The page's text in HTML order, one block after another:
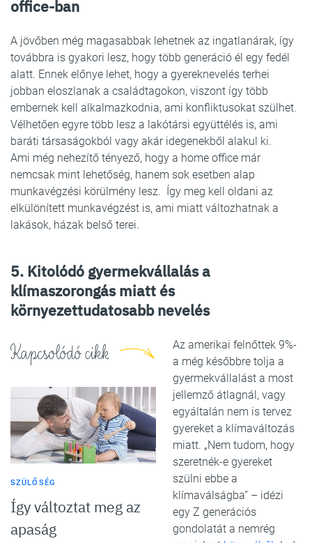
office-ban
A jövőben még magasabbak lehetnek az ingatlanárak, így
továbbra is gyakori lesz, hogy több generáció él egy fedél
alatt. Ennek előnye lehet, hogy a gyereknevelés terhei
jobban eloszlanak a családtagokon, viszont így több
embernek kell alkalmazkodnia, ami konfliktusokat szülhet.
Vélhetően egyre több lesz a lakótársi együttélés is, ami
baráti társaságokból vagy akár idegenekből alakul ki.
Ami még nehezítő tényező, hogy a home office már
nemcsak mint lehetőség, hanem sok esetben alap
munkavégzési körülmény lesz. Így meg kell oldani az
elkülönített munkavégzést is, ami miatt változhatnak a
lakások, házak belső terei.
5. Kitolódó gyermekvállalás a
klímaszorongás miatt és
környezettudatosabb nevelés
Kapcsolódó cikk
SZÜLŐSÉG
Így változtat meg az
apaság
Az amerikai felnőttek 9%-
a még későbbre tolja a
gyermekvállalást a most
jellemző átlagnál, vagy
egyáltalán nem is tervez
gyereket a klímaváltozás
miatt. „Nem tudom, hogy
szeretnék-e gyereket
szülni ebbe a
klímaválságba” – idézi
egy Z generációs
gondolatát a nemrég